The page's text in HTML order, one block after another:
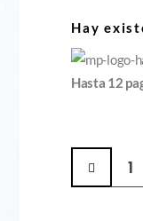
Hay
Hasta 12